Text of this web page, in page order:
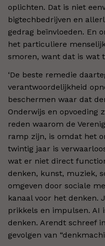
oplichten. Dat is niet
bigtechbedrijven en
gedrag beïnvloeden. En
het particuliere
smoren, want dat is wat
‘De beste remedie
verantwoordelijkheid
beschermen waar dat
Onderwijs en opvoeding
reden waarom de
ramp zijn, is omdat het
twintig jaar is
wat er niet direct
denken, kunst, muziek,
omgeven door sociale
kanaal voor het denken.
prikkels en impulsen. AI
denken. Arendt schreef
gevolgen van